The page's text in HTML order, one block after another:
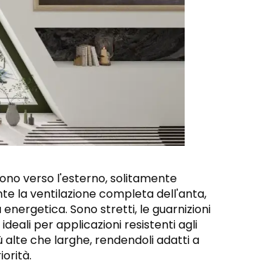
verso l'esterno, solitamente
la ventilazione completa dell'anta,
Sono stretti, le guarnizioni
per applicazioni resistenti agli
che larghe, rendendoli adatti a